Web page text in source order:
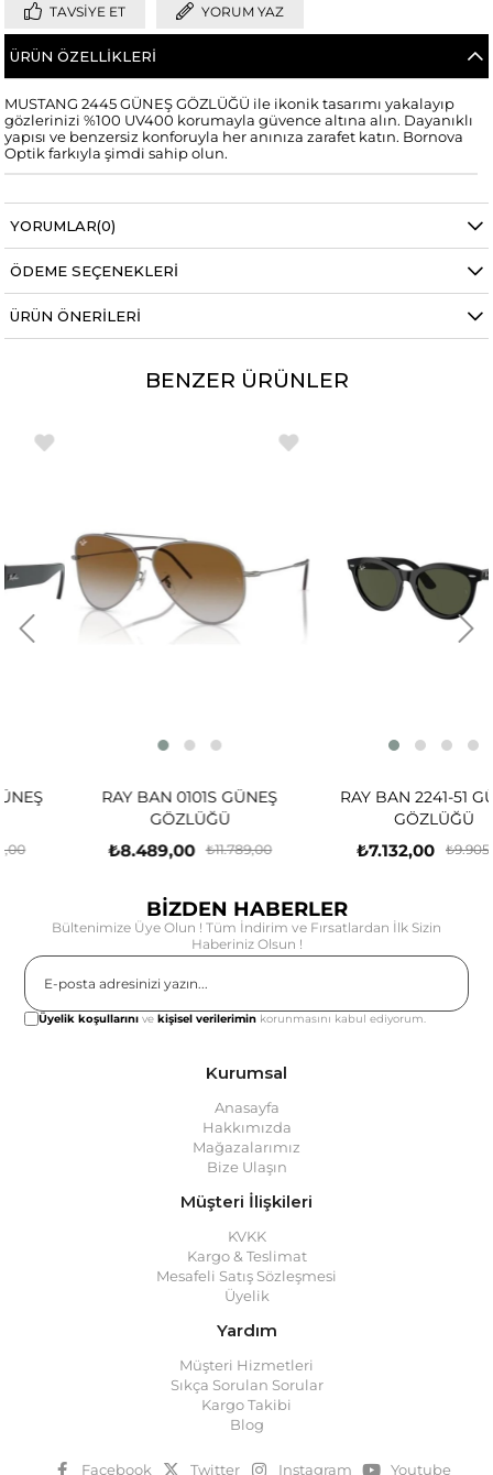
TAVSIYE ET YORUM YAZ
ÜRÜN ÖZELLIKLERI
MUSTANG 2445 GÜNEŞ GÖZLÜĞÜ ile ikonik tasarımı yakalayıp
gözlerinizi %100 UV400 korumayla güvence altına alın. Dayanıklı
yapısı ve benzersiz konforuyla her anınıza zarafet katın. Bornova
Optik farkıyla şimdi sahip olun.
YORUMLAR(0)
ÖDEME SEÇENEKLERI
ÜRÜN ÖNERILERI
BENZER ÜRÜNLER
RAY BAN 0101S GÜNEŞ
GÖZLÜĞÜ
₺8.489,00 ₺11.789,00
RAY BAN 2241-51 GÜNEŞ
GÖZLÜĞÜ
₺7.132,00 ₺9.905,00
BİZDEN HABERLER
Bültenimize Üye Olun ! Tüm İndirim ve Fırsatlardan İlk Sizin
Haberiniz Olsun !
Üyelik koşullarını vekişisel verilerimin korunmasını kabul ediyorum.
Kurumsal
Anasayfa
Hakkımızda
Mağazalarımız
Bize Ulaşın
Müşteri İlişkileri
KVKK
Kargo & Teslimat
Mesafeli Satış Sözleşmesi
Üyelik
Yardım
Müşteri Hizmetleri
Sıkça Sorulan Sorular
Kargo Takibi
Blog
Facebook Twitter Instagram Youtube